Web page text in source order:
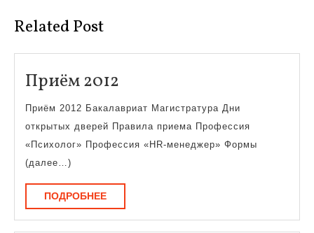
Related Post
Приём 2012
2012
Приём 2012 Бакалавриат Магистратура Дни
открытых дверей Правила приема Профессия
«Психолог» Профессия «HR-менеджер» Формы
(далее…)
ПОДРОБНЕЕПОДРОБНЕЕ